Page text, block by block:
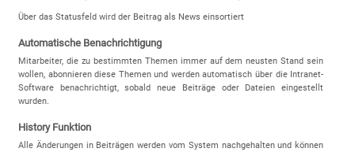
Über das Statusfeld wird der Beitrag als News einsortiert
Automatische Benachrichtigung
Mitarbeiter, die zu bestimmten Themen immer auf dem neusten Stand sein
wollen, abonnieren diese Themen und werden automatisch über die Intranet-
Software benachrichtigt, sobald neue Beiträge oder Dateien eingestellt
wurden.
History Funktion
Alle Änderungen in Beiträgen werden vom System nachgehalten und können